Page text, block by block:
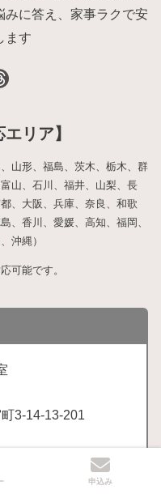
みに答え、家事ラクで安
ます
リア】
山形、福島、茨木、栃木、群
山、石川、福井、山梨、長
、大阪、兵庫、奈良、和歌
、香川、愛媛、高知、福岡、
沖縄）
可能です。
3-14-13-201
に行っておりません。
。 申込み